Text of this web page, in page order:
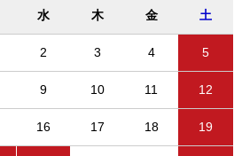
水 木 金 土
2 3 4 5
9 10 11 12
16 17 18 19